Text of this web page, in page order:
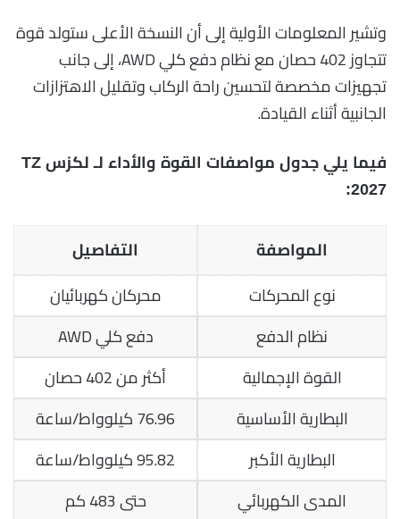
وتشير المعلومات الأولية إلى أن النسخة الأعلى ستولد قوة
تتجاوز 402 حصان مع نظام دفع كلي AWD، إلى جانب
تجهيزات مخصصة لتحسين راحة الركاب وتقليل الاهتزازات
الجانبية أثناء القيادة.
فيما يلي جدول مواصفات القوة والأداء لـ لكزس TZ
2027:
المواصفة التفاصيل
نوع المحركات
محركان كهربائيان
نظام الدفع
دفع كلي AWD
القوة الإجمالية
أكثر من 402 حصان
البطارية الأساسية
76.96 كيلوواط/ساعة
البطارية الأكبر
95.82 كيلوواط/ساعة
المدى الكهربائي
حتى 483 كم